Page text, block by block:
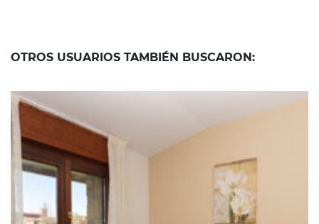
OTROS USUARIOS TAMBIÉN BUSCARON: